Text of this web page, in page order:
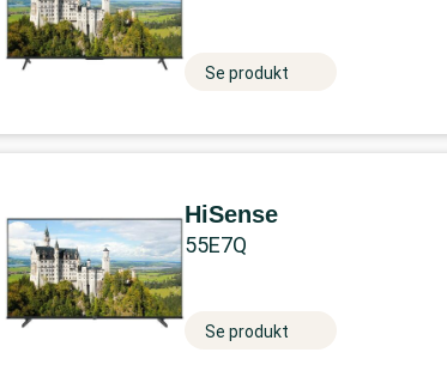
Se produkt
HiSense
55E7Q
Se produkt